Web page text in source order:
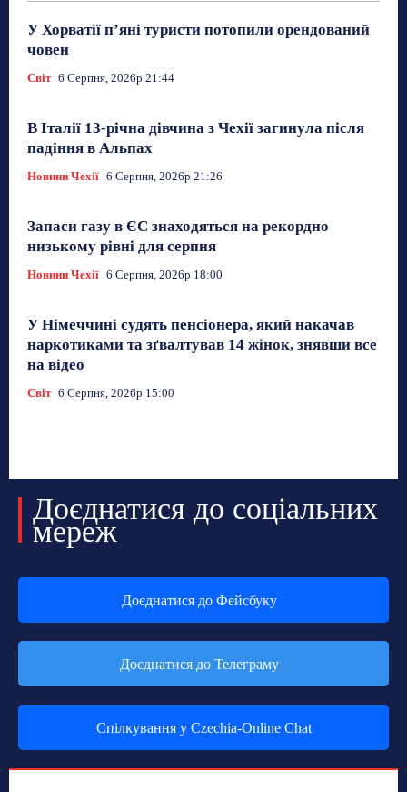
У Хорватії пʼяні туристи потопили орендований
човен
Світ 6 Серпня, 2026р 21:44
В Італії 13-річна дівчина з Чехії загинула після
падіння в Альпах
Новини Чехії 6 Серпня, 2026р 21:26
Запаси газу в ЄС знаходяться на рекордно
низькому рівні для серпня
Новини Чехії 6 Серпня, 2026р 18:00
У Німеччині судять пенсіонера, який накачав
наркотиками та зґвалтував 14 жінок, знявши все
на відео
Світ 6 Серпня, 2026р 15:00
Доєднатися до соціальних
мереж
Доєднатися до Фейсбуку
Доєднатися до Телеграму
Спілкування у Czechia-Online Chat